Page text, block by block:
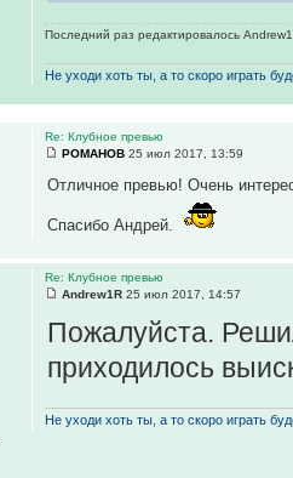
Последний раз редактировалось
Не уходи хоть ты, а то скоро играть
Re: Клубное превью
РОМАНОВ 25 июл 2017, 13:59
Отличное превью! Очень
Спасибо Андрей.
Re: Клубное превью
Andrew1R 25 июл 2017, 14:57
Пожалуйста.
приходилось
Не уходи хоть ты, а то скоро играть